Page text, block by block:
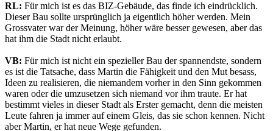
RL: Für mich ist es das BIZ-Gebäude, das finde ich eindrücklich.
Dieser Bau sollte ursprünglich ja eigentlich höher werden. Mein
Grossvater war der Meinung, höher wäre besser gewesen, aber das
hat ihm die Stadt nicht erlaubt.
VB: Für mich ist nicht ein spezieller Bau der spannendste, sondern
es ist die Tatsache, dass Martin die Fähigkeit und den Mut besass,
Ideen zu realisieren, die niemandem vorher in den Sinn gekommen
waren oder die umzusetzen sich niemand vor ihm traute. Er hat
bestimmt vieles in dieser Stadt als Erster gemacht, denn die meisten
Leute fahren ja immer auf einem Gleis, das sie schon kennen. Nicht
aber Martin, er hat neue Wege gefunden.